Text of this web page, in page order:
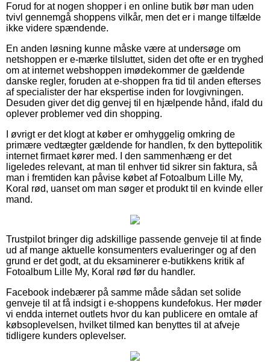
Forud for at nogen shopper i en online butik bør man uden
tvivl gennemgå shoppens vilkår, men det er i mange tilfælde
ikke videre spændende.
En anden løsning kunne måske være at undersøge om
netshoppen er e-mærke tilsluttet, siden det ofte er en tryghed
om at internet webshoppen imødekommer de gældende
danske regler, foruden at e-shoppen fra tid til anden efterses
af specialister der har ekspertise inden for lovgivningen.
Desuden giver det dig genvej til en hjælpende hånd, ifald du
oplever problemer ved din shopping.
I øvrigt er det klogt at køber er omhyggelig omkring de
primære vedtægter gældende for handlen, fx den byttepolitik
internet firmaet kører med. I den sammenhæng er det
ligeledes relevant, at man til enhver tid sikrer sin faktura, så
man i fremtiden kan påvise købet af Fotoalbum Lille My,
Koral rød, uanset om man søger et produkt til en kvinde eller
mand.
Trustpilot bringer dig adskillige passende genveje til at finde
ud af mange aktuelle konsumenters evalueringer og af den
grund er det godt, at du eksaminerer e-butikkens kritik af
Fotoalbum Lille My, Koral rød før du handler.
Facebook indebærer på samme måde sådan set solide
genveje til at få indsigt i e-shoppens kundefokus. Her møder
vi endda internet outlets hvor du kan publicere en omtale af
købsoplevelsen, hvilket tilmed kan benyttes til at afveje
tidligere kunders oplevelser.